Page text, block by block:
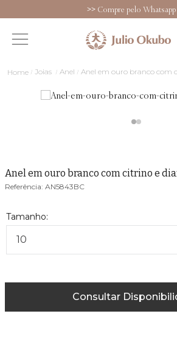
>>Compre pelo Whatsapp
Joias Anel Anel em ouro branco com
Anel em ouro branco com citrino e
AN5843BC
10
Consultar